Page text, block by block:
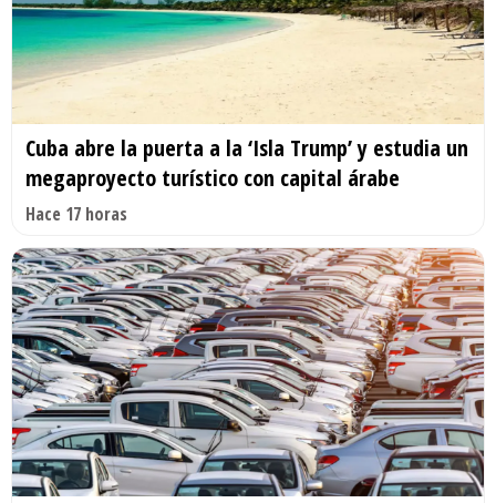
Cuba abre la puerta a la ‘Isla Trump’ y estudia un
megaproyecto turístico con capital árabe
Hace 17 horas